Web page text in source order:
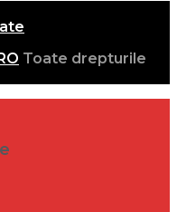
Toate drepturile